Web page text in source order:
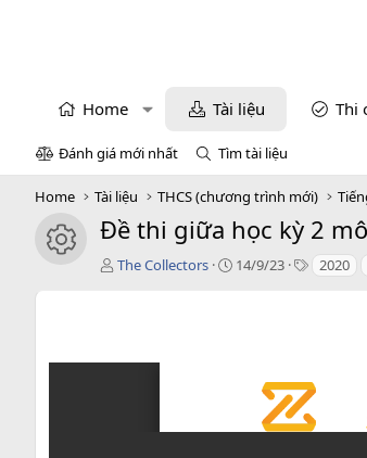
Home Tài liệu Thi
Đánh giá mới nhất Tìm tài liệu
Home Tài liệu THCS (chương trình mới)
icon tài liệu
Đề thi giữa học kỳ 2
T
ả
The Collectors
C14/9/23
T 2020